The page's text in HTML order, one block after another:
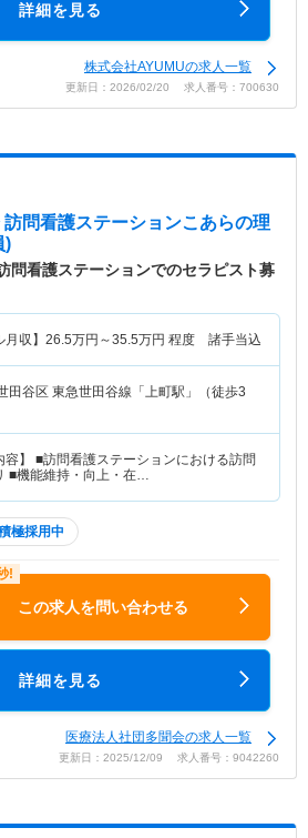
詳細を見る
株式会社AYUMUの求人一覧
更新日：2026/02/20 求人番号：700630
問看護ステーションこあらの理
)
問看護ステーションでのセラピスト募
月収】 26.5万円～35.5万円 程度 諸手当込
田谷区 東急世田谷線「上町駅」（徒歩3
容】 ■訪問看護ステーションにおける訪問
■機能維持・向上・在…
極採用中
この求人を問い合わせる
詳細を見る
医療法人社団多聞会の求人一覧
更新日：2025/12/09 求人番号：9042260